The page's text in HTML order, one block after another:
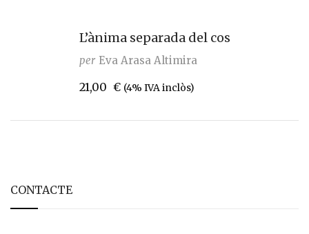
L’ànima separada del cos
per Eva Arasa Altimira
21,00 € (4% IVA inclòs)
CONTACTE